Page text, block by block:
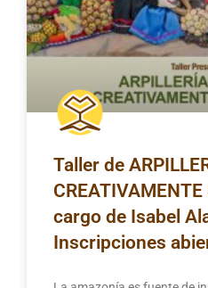
Taller de
CREATIVAMENTE
cargo de Isabel
Inscripciones